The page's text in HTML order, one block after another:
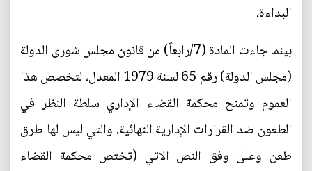
البداءة،
بينما جاءت المادة (7/رابعاً) من قانون مجلس شورى الدولة
(مجلس الدولة) رقم 65 لسنة 1979 المعدل، لتخصص هذا
العموم وتمنح محكمة القضاء الإداري سلطة النظر في
الطعون ضد القرارات الإدارية النهائية، والتي ليس لها طرق
طعن وعلى وفق النص الاتي (تختص محكمة القضاء